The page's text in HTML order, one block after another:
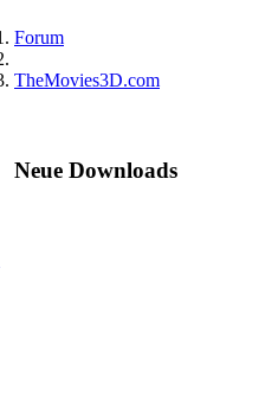
Forum
TheMovies3D.com
Neue Downloads